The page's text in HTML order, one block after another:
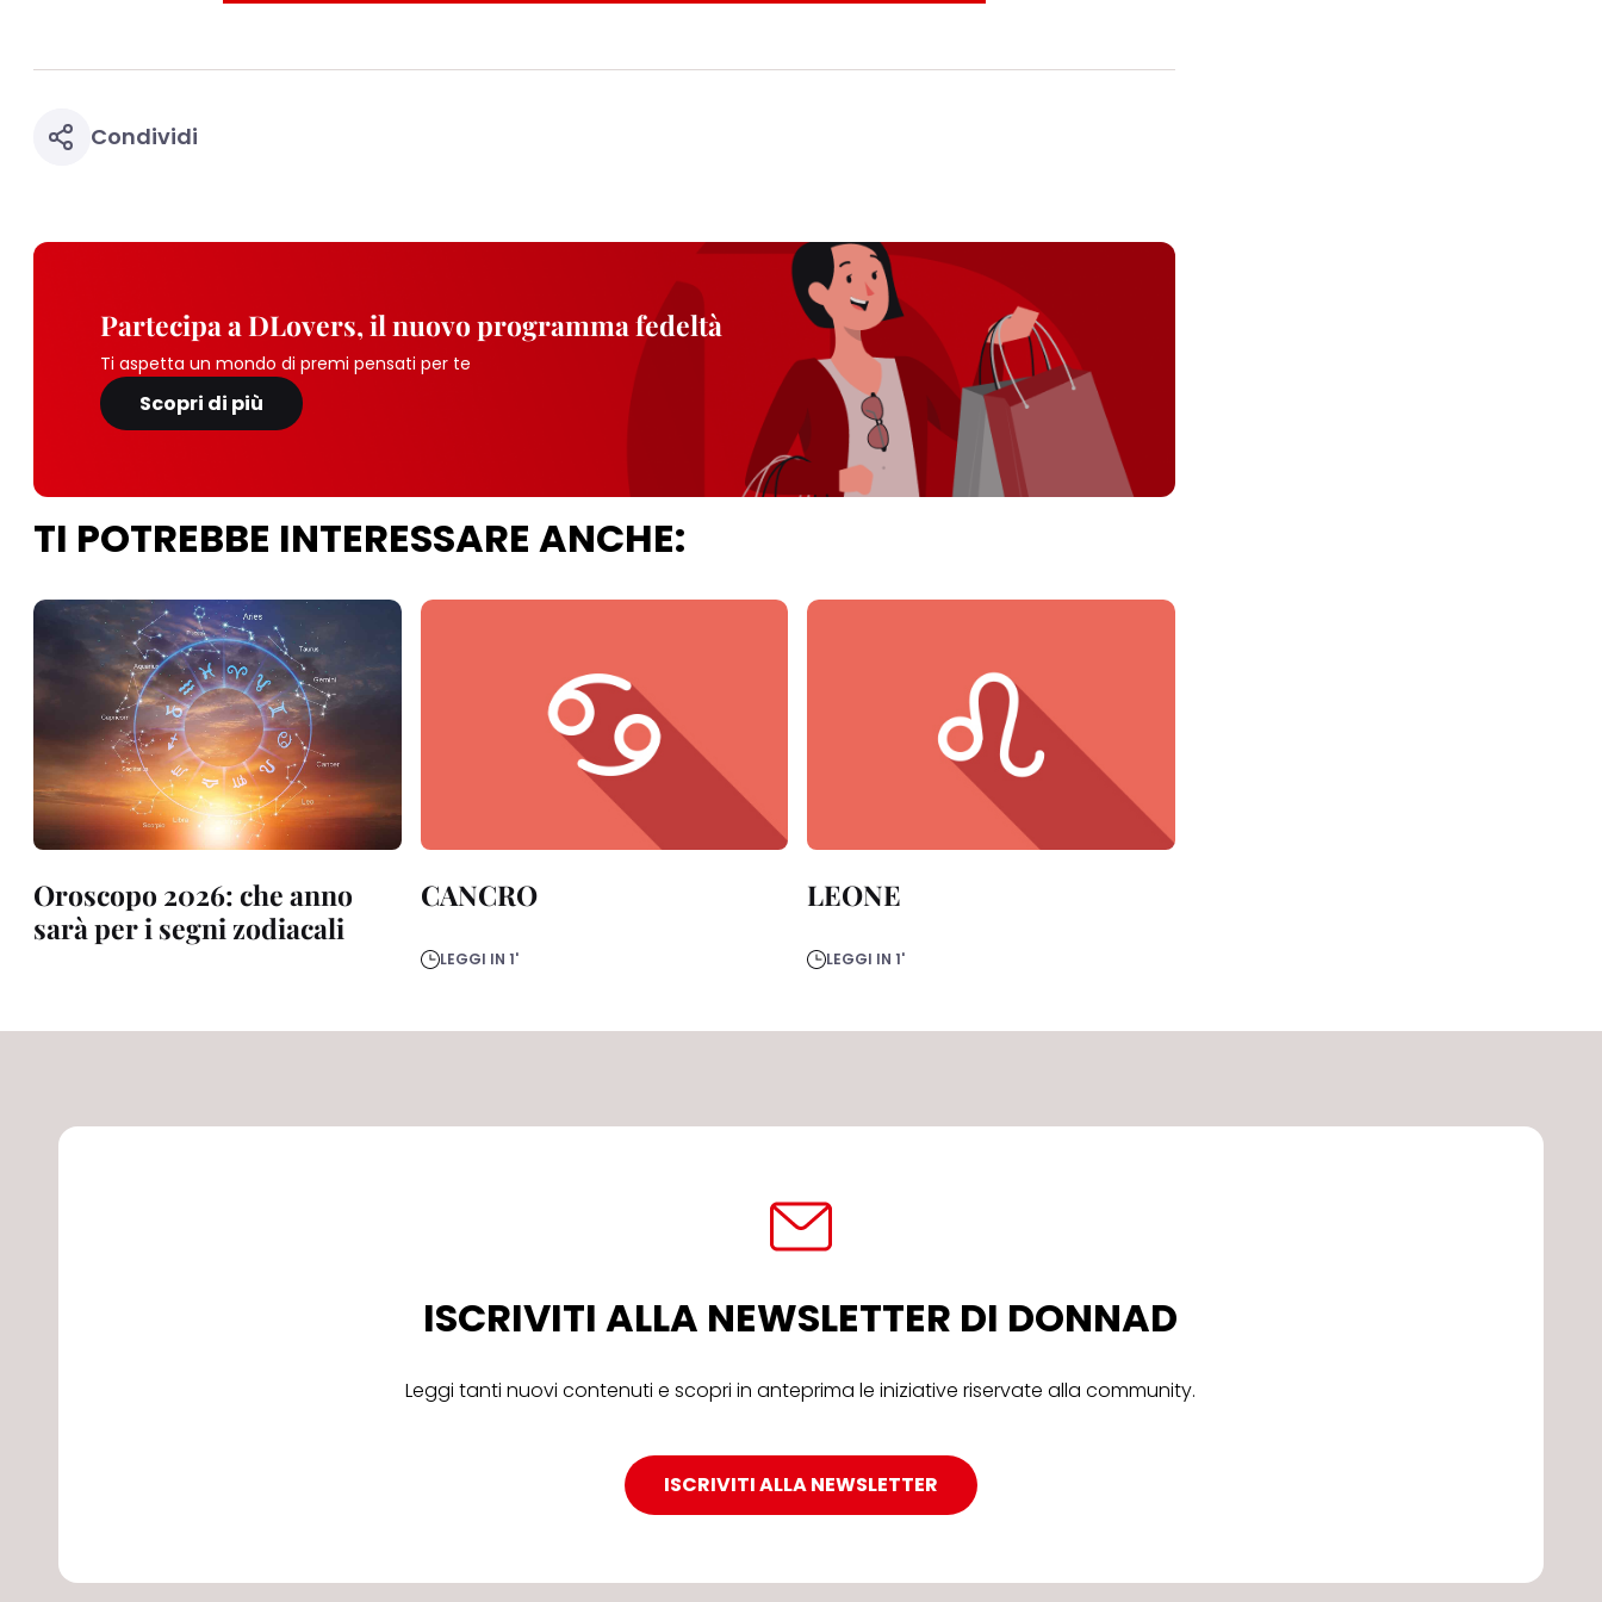
Condividi
Partecipa a DLovers, il nuovo programma fedeltà
Ti aspetta un mondo di premi pensati per te
Scopri di più
TI POTREBBE INTERESSARE ANCHE:
Oroscopo 2026: che anno
sarà per i segni zodiacali
CANCRO
LEGGI IN 1'
LEONE
LEGGI IN 1'
ISCRIVITI ALLA NEWSLETTER DI DONNAD
Leggi tanti nuovi contenuti e scopri in anteprima le iniziative riservate alla community.
ISCRIVITI ALLA NEWSLETTER